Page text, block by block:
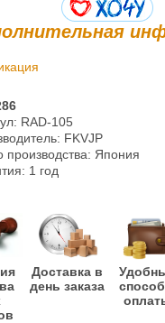
и возврат
RAD-105
FKVJP
производства: Япония
1 год
Доставка в
день заказа